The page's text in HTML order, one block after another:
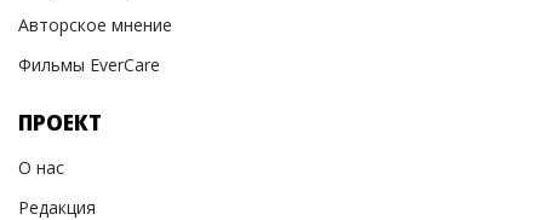
Авторское мнение
Фильмы EverCare
ПРОЕКТ
О нас
Редакция